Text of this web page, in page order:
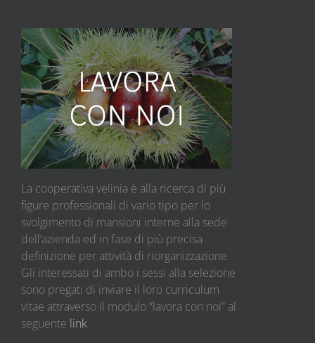
La cooperativa velinia è alla ricerca di più
figure professionali di vario tipo per lo
svolgimento di mansioni interne alla sede
dell’azienda ed in fase di più precisa
definizione per attività di riorganizzazione.
Gli interessati di ambo i sessi alla selezione
sono pregati di inviare il loro curriculum
vitae attraverso il modulo “lavora con noi” al
seguente link